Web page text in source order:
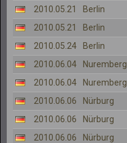
2010.05.21
Berlin
2010.05.21
Berlin
2010.05.24
Berlin
2010.06.04
Nuremberg
2010.06.04
Nuremberg
2010.06.06
Nürburg
2010.06.06
Nürburg
2010.06.06
Nürburg